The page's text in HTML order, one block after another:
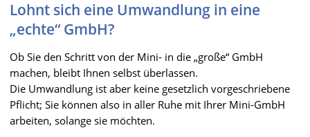
Lohnt sich eine Umwandlung in eine
„echte“ GmbH?
Ob Sie den Schritt von der Mini- in die „große“ GmbH
machen, bleibt Ihnen selbst überlassen.
Die Umwandlung ist aber keine gesetzlich vorgeschriebene
Pflicht; Sie können also in aller Ruhe mit Ihrer Mini-GmbH
arbeiten, solange sie möchten.